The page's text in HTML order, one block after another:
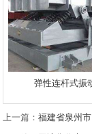
弹性连杆式振
上一篇：福建省泉州